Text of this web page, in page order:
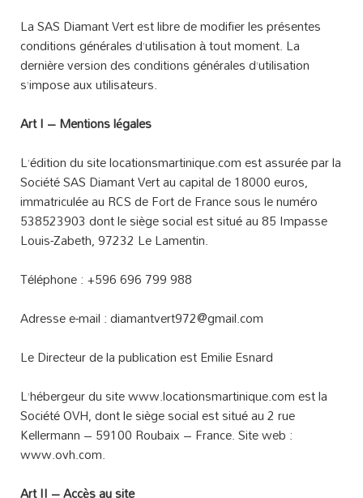
La SAS Diamant Vert est libre de modifier les présentes
conditions générales d’utilisation à tout moment. La
dernière version des conditions générales d’utilisation
s’impose aux utilisateurs.
Art I – Mentions légales
L’édition du site locationsmartinique.com est assurée par la
Société SAS Diamant Vert au capital de 18000 euros,
immatriculée au RCS de Fort de France sous le numéro
538523903 dont le siège social est situé au 85 Impasse
Louis-Zabeth, 97232 Le Lamentin.
Téléphone : +596 696 799 988
Adresse e-mail : diamantvert972@gmail.com
Le Directeur de la publication est Emilie Esnard
L’hébergeur du site www.locationsmartinique.com est la
Société OVH, dont le siège social est situé au 2 rue
Kellermann – 59100 Roubaix – France. Site web :
www.ovh.com.
Art II – Accès au site